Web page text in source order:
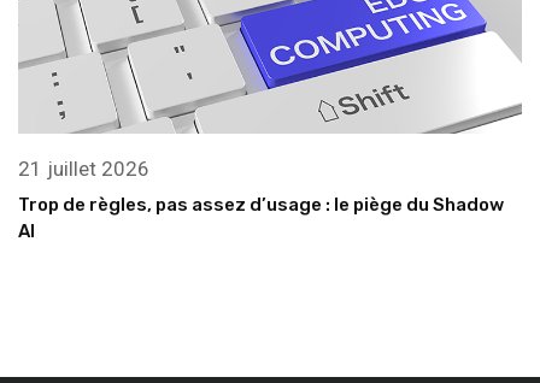
21 juillet 2026
Trop de règles, pas assez d’usage : le piège du Shadow
AI